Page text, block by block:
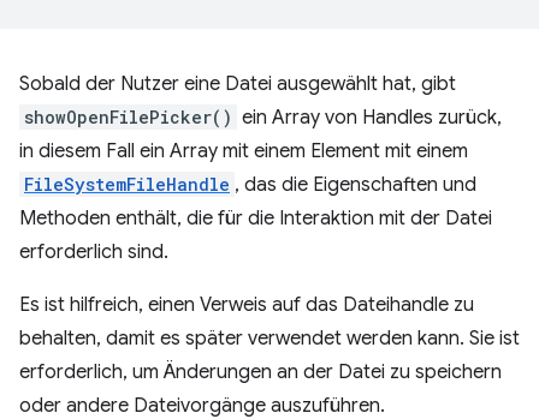
Sobald der Nutzer eine Datei ausgewählt hat, gibt
showOpenFilePicker() ein Array von Handles zurück,
in diesem Fall ein Array mit einem Element mit einem
FileSystemFileHandle , das die Eigenschaften und
Methoden enthält, die für die Interaktion mit der Datei
erforderlich sind.
Es ist hilfreich, einen Verweis auf das Dateihandle zu
behalten, damit es später verwendet werden kann. Sie ist
erforderlich, um Änderungen an der Datei zu speichern
oder andere Dateivorgänge auszuführen.